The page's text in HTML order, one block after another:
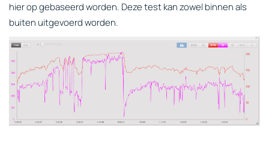
hier op gebaseerd worden. Deze test kan zowel binnen als
buiten uitgevoerd worden.